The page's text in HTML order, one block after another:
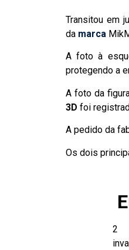
Transitou em
da marca
A foto à
protegendo a
A foto da
3D foi
A pedido da
Os dois
2